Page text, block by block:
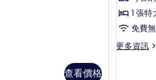
相
片
詳
查看價格
特
大
雙
1 張特
免費
更多資訊
更